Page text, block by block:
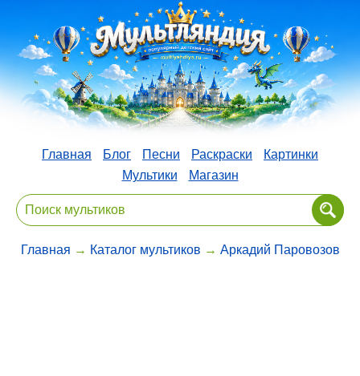
Главная Блог Песни Раскраски
Картинки
Мультики
Магазин
Главная → Каталог мультиков → Аркадий Паровозов